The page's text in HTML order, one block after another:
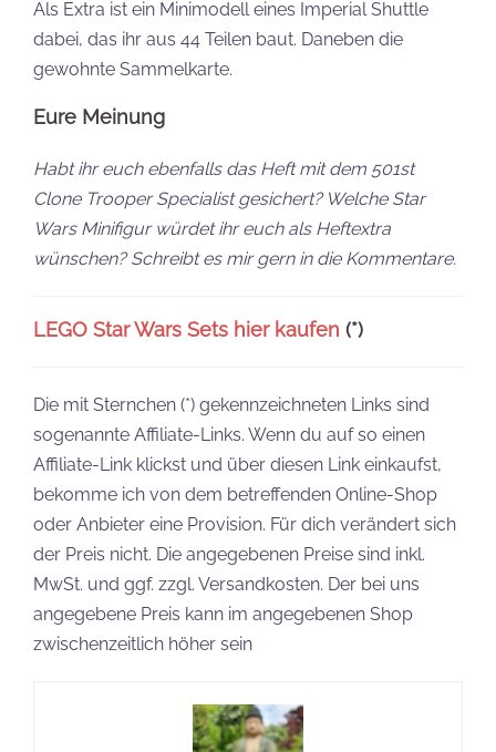
Als Extra ist ein Minimodell eines Imperial Shuttle
dabei, das ihr aus 44 Teilen baut. Daneben die
gewohnte Sammelkarte.
Eure Meinung
Habt ihr euch ebenfalls das Heft mit dem 501st
Clone Trooper Specialist gesichert? Welche Star
Wars Minifigur würdet ihr euch als Heftextra
wünschen? Schreibt es mir gern in die Kommentare.
LEGO Star Wars Sets hier kaufen (*)
Die mit Sternchen (*) gekennzeichneten Links sind
sogenannte Affiliate-Links. Wenn du auf so einen
Affiliate-Link klickst und über diesen Link einkaufst,
bekomme ich von dem betreffenden Online-Shop
oder Anbieter eine Provision. Für dich verändert sich
der Preis nicht. Die angegebenen Preise sind inkl.
MwSt. und ggf. zzgl. Versandkosten. Der bei uns
angegebene Preis kann im angegebenen Shop
zwischenzeitlich höher sein